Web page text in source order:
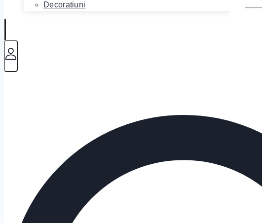
Decoratiuni